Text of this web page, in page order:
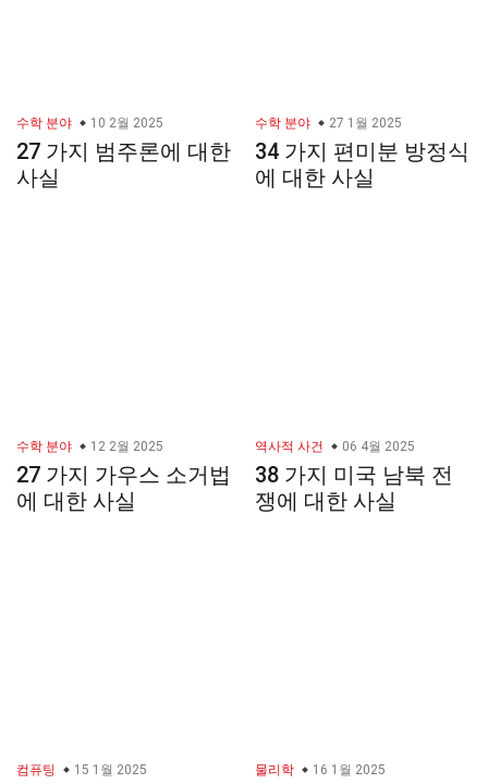
수학 분야 10 2월 2025
27 가지 범주론에 대한
사실
수학 분야 27 1월 2025
34 가지 편미분 방정식
에 대한 사실
수학 분야 12 2월 2025
27 가지 가우스 소거법
에 대한 사실
역사적 사건 06 4월 2025
38 가지 미국 남북 전
쟁에 대한 사실
컴퓨팅 15 1월 2025 물리학 16 1월 2025